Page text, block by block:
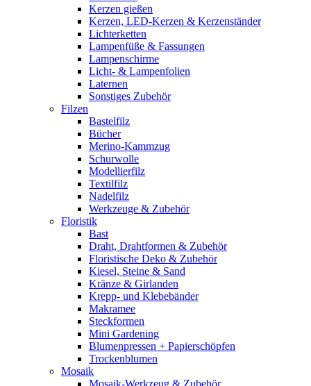
Kerzen gießen
Kerzen, LED-Kerzen & Kerzenständer
Lichterketten
Lampenfüße & Fassungen
Lampenschirme
Licht- & Lampenfolien
Laternen
Sonstiges Zubehör
Filzen
Bastelfilz
Bücher
Merino-Kammzug
Schurwolle
Modellierfilz
Textilfilz
Nadelfilz
Werkzeuge & Zubehör
Floristik
Bast
Draht, Drahtformen & Zubehör
Floristische Deko & Zubehör
Kiesel, Steine & Sand
Kränze & Girlanden
Krepp- und Klebebänder
Makramee
Steckformen
Mini Gardening
Blumenpressen + Papierschöpfen
Trockenblumen
Mosaik
Mosaik-Werkzeug & Zubehör